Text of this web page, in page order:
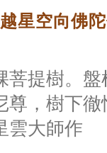
星空向佛
菩提樹。
尊，樹下
雲大師作